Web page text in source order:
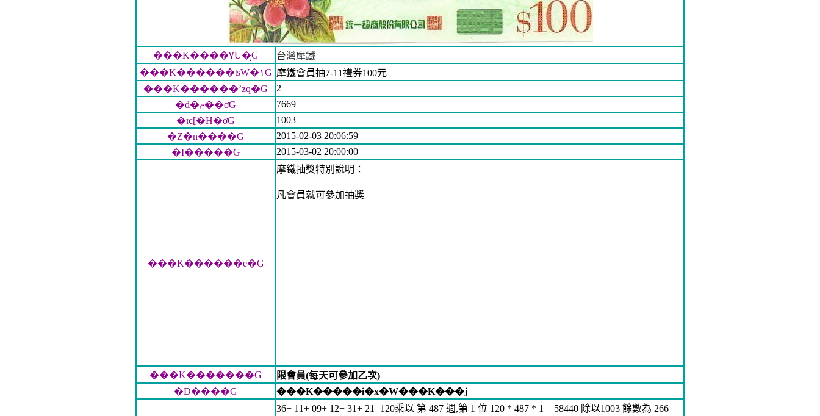
���K����٧U�̡G
台灣摩鐵
���K������ʦW�١G 摩鐵會員抽7-11禮券100元
���K������ʼƶq�G
2
�d�ݦ��ơG
7669
�ѥ[�H�ơG
1003
�Z�n����G
2015-02-03 20:06:59
�I�����G
2015-03-02 20:00:00
���K������e�G
摩鐵抽獎特別說明：
凡會員就可參加抽獎
���K�������G
限會員(每天可參加乙次)
�D����G
���K�����i�x�W���K���j
36+ 11+ 09+ 12+ 31+ 21=120乘以 第 487 週,第 1 位 120 * 487 * 1 = 58440 除以1003 餘數為 266